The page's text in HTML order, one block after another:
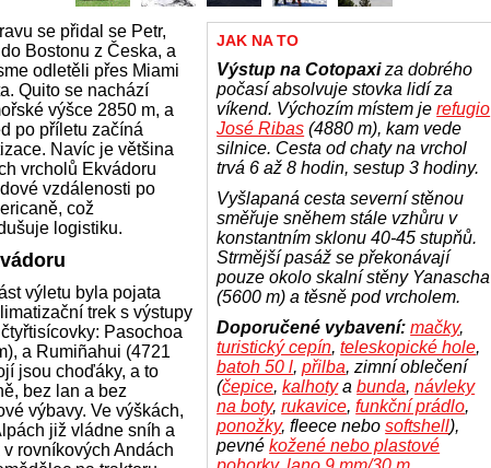
JAK NA TO
Výstup na Cotopaxiza dobrého
počasí absolvuje stovka lidí za
víkend. Výchozím místem jerefugio
José Ribas (4880 m), kam vede
silnice. Cesta od chaty na vrchol
trvá 6 až 8 hodin, sestup 3 hodiny.
Vyšlapaná cesta severní stěnou
směřuje sněhem stále vzhůru v
konstantním sklonu 40-45 stupňů.
Strmější pasáž se překonávají
pouze okolo skalní stěny Yanascha
(5600 m) a těsně pod vrcholem.
Doporučené vybavení: mačky,
turistický cepín,teleskopické hole,
batoh 50 l,přilba, zimní oblečení
(čepice,kalhotyabunda,návleky
na boty,rukavice,funkční prádlo,
ponožky, fleece nebosoftshell),
pevnékožené nebo plastové
se přidal se Petr,
Bostonu z Česka, a
odletěli přes Miami
Quito se nachází
výšce 2850 m, a
po příletu začíná
Navíc je většina
vrcholů Ekvádoru
vzdálenosti po
což
logistiku.
výletu byla pojata
trek s výstupy
Pasochoa
a Rumiñahui (4721
jsou choďáky, a to
bez lan a bez
výbavy. Ve výškách,
již vládne sníh a
v rovníkových Andách